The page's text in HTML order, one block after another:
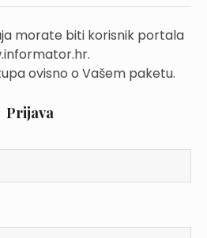
morate biti korisnik portala
ovisno o Vašem paketu.
Prijava